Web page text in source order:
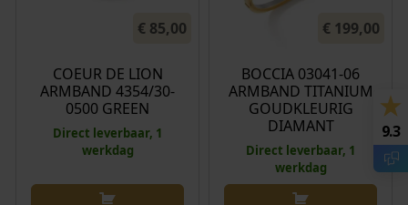
€ 85,00
COEUR DE LION
ARMBAND 4354/30-
0500 GREEN
Direct leverbaar, 1
werkdag
€ 199,00
BOCCIA 03041-06
ARMBAND TITANIUM
GOUDKLEURIG
DIAMANT
Direct leverbaar, 1
werkdag
9.3